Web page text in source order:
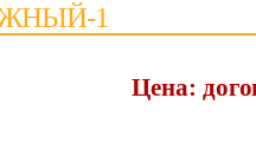
1
Цена: